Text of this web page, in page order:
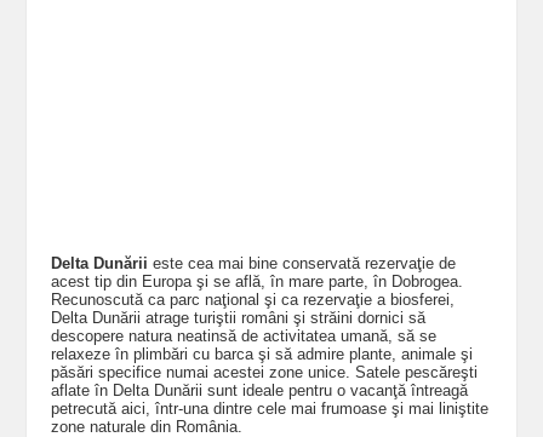
Delta Dunării este cea mai bine conservată rezervaţie de
acest tip din Europa şi se află, în mare parte, în Dobrogea.
Recunoscută ca parc naţional şi ca rezervaţie a biosferei,
Delta Dunării atrage turiştii români şi străini dornici să
descopere natura neatinsă de activitatea umană, să se
relaxeze în plimbări cu barca şi să admire plante, animale şi
păsări specifice numai acestei zone unice. Satele pescăreşti
aflate în Delta Dunării sunt ideale pentru o vacanţă întreagă
petrecută aici, într-una dintre cele mai frumoase şi mai liniştite
zone naturale din România.